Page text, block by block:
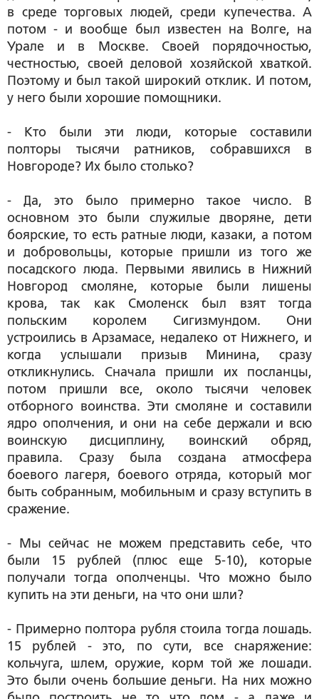
в среде торговых людей, среди купечества. А
потом - и вообще был известен на Волге, на
Урале и в Москве. Своей порядочностью,
честностью, своей деловой хозяйской хваткой.
Поэтому и был такой широкий отклик. И потом,
у него были хорошие помощники.
- Кто были эти люди, которые составили
полторы тысячи ратников, собравшихся в
Новгороде? Их было столько?
- Да, это было примерно такое число. В
основном это были служилые дворяне, дети
боярские, то есть ратные люди, казаки, а потом
и добровольцы, которые пришли из того же
посадского люда. Первыми явились в Нижний
Новгород смоляне, которые были лишены
крова, так как Смоленск был взят тогда
польским королем Сигизмундом. Они
устроились в Арзамасе, недалеко от Нижнего, и
когда услышали призыв Минина, сразу
откликнулись. Сначала пришли их посланцы,
потом пришли все, около тысячи человек
отборного воинства. Эти смоляне и составили
ядро ополчения, и они на себе держали и всю
воинскую дисциплину, воинский обряд,
правила. Сразу была создана атмосфера
боевого лагеря, боевого отряда, который мог
быть собранным, мобильным и сразу вступить в
сражение.
- Мы сейчас не можем представить себе, что
были 15 рублей (плюс еще 5-10), которые
получали тогда ополченцы. Что можно было
купить на эти деньги, на что они шли?
- Примерно полтора рубля стоила тогда лошадь.
15 рублей - это, по сути, все снаряжение:
кольчуга, шлем, оружие, корм той же лошади.
Это были очень большие деньги. На них можно